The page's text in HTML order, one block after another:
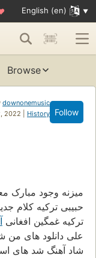
English (en)
Browse
Follow
downonemusic
2022 | History
میزنه وجود مبارک
حبیبی ترکیه کلام
ترکیه غمگین افغانی
علی دانلود های من
شاد آهنگ شد های